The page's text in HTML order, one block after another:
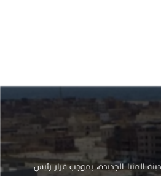
المنيا الجديدة، بموجب قرار رئيس